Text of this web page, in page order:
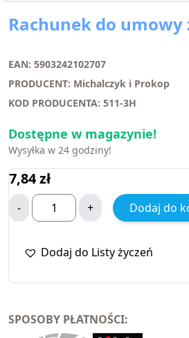
Rachunek do umowy
EAN: 5903242102707
PRODUCENT: Michalczyk i Prokop
KOD PRODUCENTA: 511-3H
Dostępne w magazynie!
Wysyłka w 24 godziny!
7,84zł
- + Dodaj do
Dodaj do Listy życzeń
SPOSOBY PŁATNOŚCI: